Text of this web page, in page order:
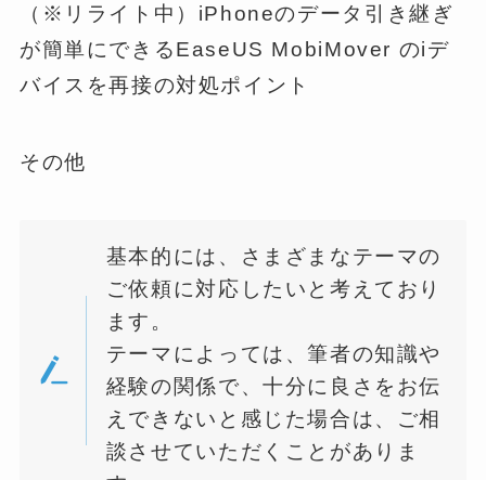
（※リライト中）iPhoneのデータ引き継ぎ
が簡単にできるEaseUS MobiMover のiデ
バイスを再接の対処ポイント
その他
基本的には、さまざまなテーマの
ご依頼に対応したいと考えており
ます。
テーマによっては、筆者の知識や
経験の関係で、十分に良さをお伝
えできないと感じた場合は、ご相
談させていただくことがありま